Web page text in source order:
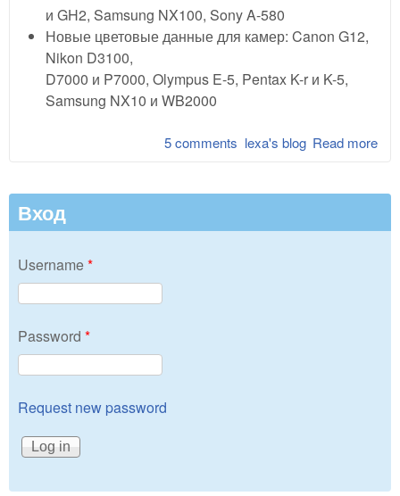
и GH2, Samsung NX100, Sony A-580
Новые цветовые данные для камер: Canon G12,
Nikon D3100,
D7000 и P7000, Olympus E-5, Pentax K-r и K-5,
Samsung NX10 и WB2000
Read more
lexa's blog
5 comments
Вход
Username*
Password *
Request new password